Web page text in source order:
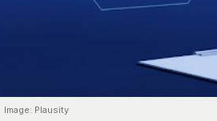
Image: Plausity